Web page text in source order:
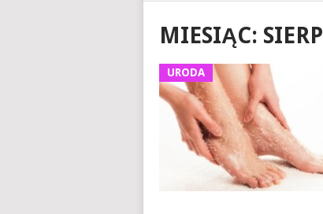
MIESIĄC:
URODA